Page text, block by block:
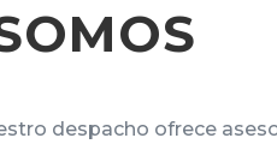
despacho ofrece